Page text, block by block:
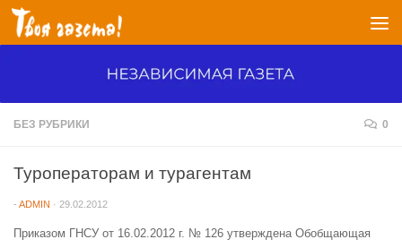
Перейти к содержимому
БЕЗ РУБРИКИ 0
Туроператорам и турагентам
- ADMIN · 29.02.2012
Приказом ГНСУ от 16.02.2012 г. № 126 утверждена Обобщающая